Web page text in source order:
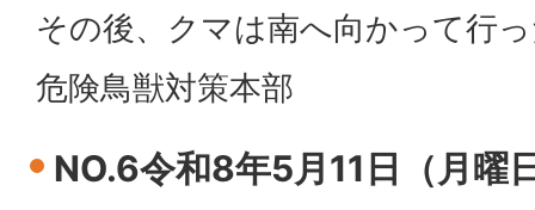
その後、クマは南へ向かって行
危険鳥獣対策本部
NO.6令和8年5月11日（月曜